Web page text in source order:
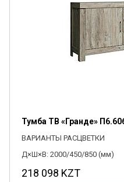
Тумба ТВ «Гранде»
ВАРИАНТЫ РАСЦВЕТКИ
Д×Ш×В: 2000/450/850 (мм)
218 098 KZT